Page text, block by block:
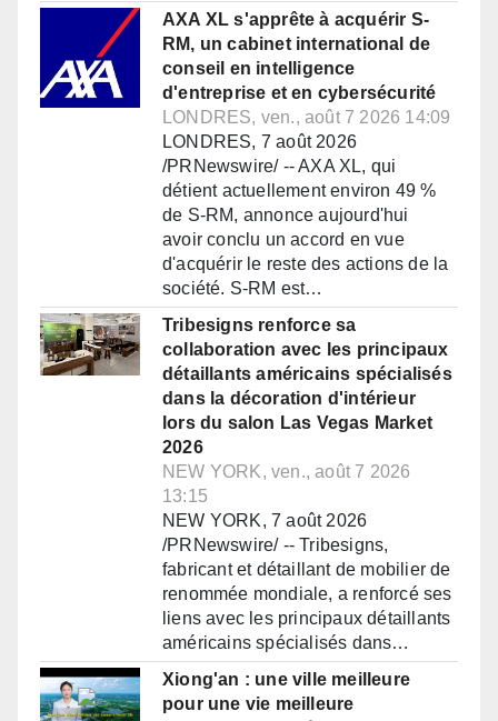
AXA XL s'apprête à acquérir S-
RM, un cabinet international de
conseil en intelligence
d'entreprise et en cybersécurité
LONDRES, ven., août 7 2026 14:09
LONDRES, 7 août 2026
/PRNewswire/ -- AXA XL, qui
détient actuellement environ 49 %
de S-RM, annonce aujourd'hui
avoir conclu un accord en vue
d'acquérir le reste des actions de la
société. S-RM est…
Tribesigns renforce sa
collaboration avec les principaux
détaillants américains spécialisés
dans la décoration d'intérieur
lors du salon Las Vegas Market
2026
NEW YORK, ven., août 7 2026
13:15
NEW YORK, 7 août 2026
/PRNewswire/ -- Tribesigns,
fabricant et détaillant de mobilier de
renommée mondiale, a renforcé ses
liens avec les principaux détaillants
américains spécialisés dans…
Xiong'an : une ville meilleure
pour une vie meilleure